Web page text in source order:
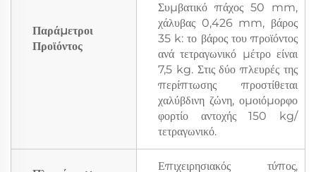
Παράμετροι
Προϊόντος
Συμβατικό πάχος 50 mm,
χάλυβας 0,426 mm, βάρος
35 k: το βάρος του προϊόντος
ανά τετραγωνικό μέτρο είναι
7,5 kg. Στις δύο πλευρές της
περίπτωσης προστίθεται
χαλύβδινη ζώνη, ομοιόμορφο
φορτίο αντοχής 150 kg/
τετραγωνικό.
Επιχειρησιακός τύπος,